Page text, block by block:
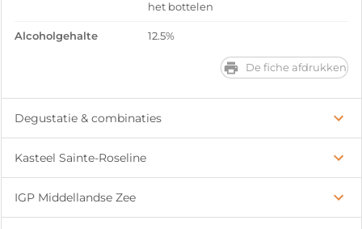
het bottelen
Alcoholgehalte 12.5%
De fiche afdrukken
Degustatie & combinaties
Kasteel Sainte-Roseline
IGP Middellandse Zee